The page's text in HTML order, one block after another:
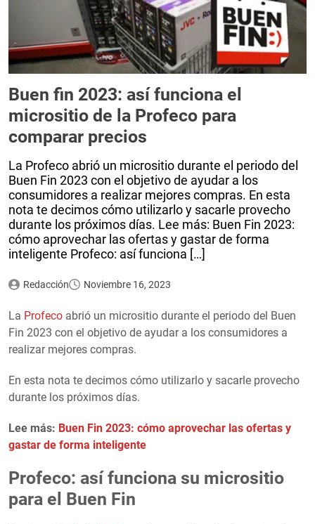
Buen fin 2023: así funciona el
micrositio de la Profeco para
comparar precios
La Profeco abrió un micrositio durante el periodo del
Buen Fin 2023 con el objetivo de ayudar a los
consumidores a realizar mejores compras. En esta
nota te decimos cómo utilizarlo y sacarle provecho
durante los próximos días. Lee más: Buen Fin 2023:
cómo aprovechar las ofertas y gastar de forma
inteligente Profeco: así funciona […]
Redacción Noviembre 16, 2023
La Profeco abrió un micrositio durante el periodo del Buen
Fin 2023 con el objetivo de ayudar a los consumidores a
realizar mejores compras.
En esta nota te decimos cómo utilizarlo y sacarle provecho
durante los próximos días.
Lee más: Buen Fin 2023: cómo aprovechar las ofertas y
gastar de forma inteligente
Profeco: así funciona su micrositio
para el Buen Fin